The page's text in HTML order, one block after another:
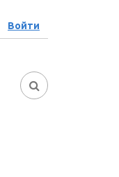
Войти
ФОРМА